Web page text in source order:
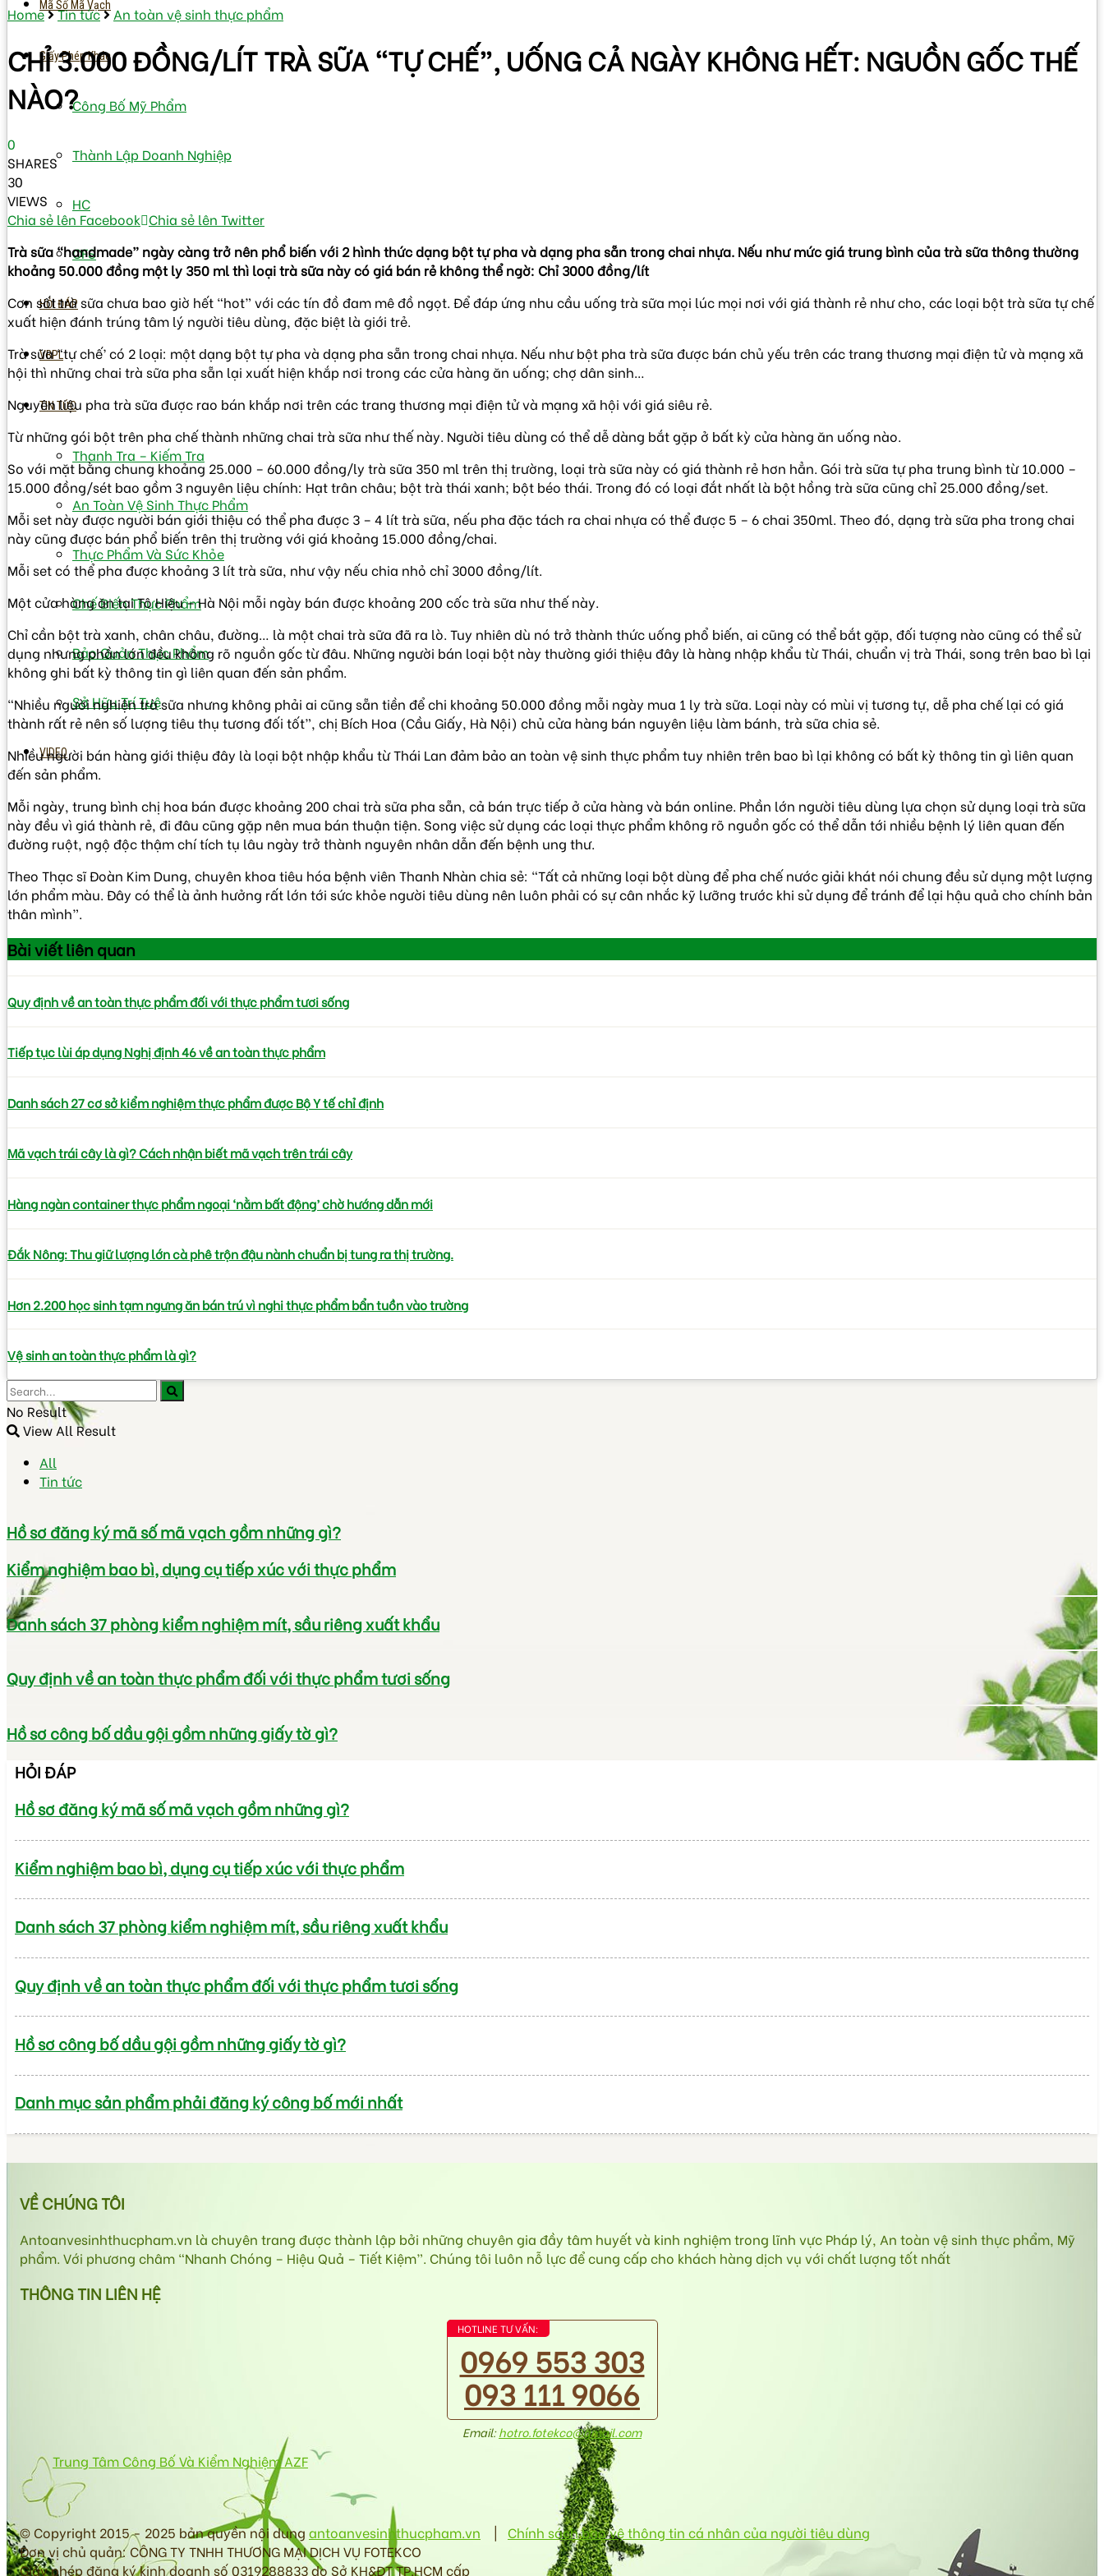
Mã Số Mã Vạch
Giấy Phép Khác
Công Bố Mỹ Phẩm
Thành Lập Doanh Nghiệp
HC
CFS
HỎI ĐÁP
VBPL
TIN TỨC
Thanh Tra – Kiếm Tra
An Toàn Vệ Sinh Thực Phẩm
Thực Phẩm Và Sức Khỏe
Chế Biến Thực Phẩm
Bảo Quản Thực Phẩm
Sở Hữu Trí Tuệ
VIDEO
Home Tin tức An toàn vệ sinh thực phẩm
CHỈ 3.000 ĐỒNG/LÍT TRÀ SỮA “TỰ CHẾ”, UỐNG CẢ NGÀY KHÔNG HẾT: NGUỒN GỐC THẾ
NÀO?
0
SHARES
30
VIEWS
Chia sẻ lên Facebook Chia sẻ lên Twitter
Trà sữa “handmade” ngày càng trở nên phổ biến với 2 hình thức dạng bột tự pha và dạng pha sẵn trong chai nhựa. Nếu như mức giá trung bình của trà sữa thông thường
khoảng 50.000 đồng một ly 350 ml thì loại trà sữa này có giá bán rẻ không thể ngờ: Chỉ 3000 đồng/lít
Cơn sốt trà sữa chưa bao giờ hết “hot” với các tín đồ đam mê đồ ngọt. Để đáp ứng nhu cầu uống trà sữa mọi lúc mọi nơi với giá thành rẻ như cho, các loại bột trà sữa tự chế
xuất hiện đánh trúng tâm lý người tiêu dùng, đặc biệt là giới trẻ.
Trà sữa “tự chế’ có 2 loại: một dạng bột tự pha và dạng pha sẵn trong chai nhựa. Nếu như bột pha trà sữa được bán chủ yếu trên các trang thương mại điện tử và mạng xã
hội thì những chai trà sữa pha sẵn lại xuất hiện khắp nơi trong các cửa hàng ăn uống; chợ dân sinh…
Nguyên liệu pha trà sữa được rao bán khắp nơi trên các trang thương mại điện tử và mạng xã hội với giá siêu rẻ.
Từ những gói bột trên pha chế thành những chai trà sữa như thế này. Người tiêu dùng có thể dễ dàng bắt gặp ở bất kỳ cửa hàng ăn uống nào.
So với mặt bằng chung khoảng 25.000 – 60.000 đồng/ly trà sữa 350 ml trên thị trường, loại trà sữa này có giá thành rẻ hơn hẳn. Gói trà sữa tự pha trung bình từ 10.000 –
15.000 đồng/sét bao gồm 3 nguyên liệu chính: Hạt trân châu; bột trà thái xanh; bột béo thái. Trong đó có loại đắt nhất là bột hồng trà sữa cũng chỉ 25.000 đồng/set.
Mỗi set này được người bán giới thiệu có thể pha được 3 – 4 lít trà sữa, nếu pha đặc tách ra chai nhựa có thể được 5 – 6 chai 350ml. Theo đó, dạng trà sữa pha trong chai
này cũng được bán phổ biến trên thị trường với giá khoảng 15.000 đồng/chai.
Mỗi set có thể pha được khoảng 3 lít trà sữa, như vậy nếu chia nhỏ chỉ 3000 đồng/lít.
Một cửa hàng ăn tại Tô Hiệu – Hà Nội mỗi ngày bán được khoảng 200 cốc trà sữa như thế này.
Chỉ cần bột trà xanh, chân châu, đường… là một chai trà sữa đã ra lò. Tuy nhiên dù nó trở thành thức uống phổ biến, ai cũng có thể bắt gặp, đối tượng nào cũng có thể sử
dụng nhưng phần lớn đều không rõ nguồn gốc từ đâu. Những người bán loại bột này thường giới thiệu đây là hàng nhập khẩu từ Thái, chuẩn vị trà Thái, song trên bao bì lại
không ghi bất kỳ thông tin gì liên quan đến sản phẩm.
“Nhiều người nghiện trà sữa nhưng không phải ai cũng sẵn tiền để chi khoảng 50.000 đồng mỗi ngày mua 1 ly trà sữa. Loại này có mùi vị tương tự, dễ pha chế lại có giá
thành rất rẻ nên số lượng tiêu thụ tương đối tốt”, chị Bích Hoa (Cầu Giấy, Hà Nội) chủ cửa hàng bán nguyên liệu làm bánh, trà sữa chia sẻ.
Nhiều người bán hàng giới thiệu đây là loại bột nhập khẩu từ Thái Lan đảm bảo an toàn vệ sinh thực phẩm tuy nhiên trên bao bì lại không có bất kỳ thông tin gì liên quan
đến sản phẩm.
Mỗi ngày, trung bình chị hoa bán được khoảng 200 chai trà sữa pha sẵn, cả bán trực tiếp ở cửa hàng và bán online. Phần lớn người tiêu dùng lựa chọn sử dụng loại trà sữa
này đều vì giá thành rẻ, đi đâu cũng gặp nên mua bán thuận tiện. Song việc sử dụng các loại thực phẩm không rõ nguồn gốc có thể dẫn tới nhiều bệnh lý liên quan đến
đường ruột, ngộ độc thậm chí tích tụ lâu ngày trở thành nguyên nhân dẫn đến bệnh ung thư.
Theo Thạc sĩ Đoàn Kim Dung, chuyên khoa tiêu hóa bệnh viên Thanh Nhàn chia sẻ: “Tất cả những loại bột dùng để pha chế nước giải khát nói chung đều sử dụng một lượng
lớn phẩm màu. Đây có thể là ảnh hưởng rất lớn tới sức khỏe người tiêu dùng nên luôn phải có sự cân nhắc kỹ lưỡng trước khi sử dụng để tránh để lại hậu quả cho chính bản
thân mình”.
Bài viếtliên quan
Quy định về an toàn thực phẩm đối với thực phẩm tươi sống
Tiếp tục lùi áp dụng Nghị định 46 về an toàn thực phẩm
Danh sách 27 cơ sở kiểm nghiệm thực phẩm được Bộ Y tế chỉ định
Mã vạch trái cây là gì? Cách nhận biết mã vạch trên trái cây
Hàng ngàn container thực phẩm ngoại ‘nằm bất động’ chờ hướng dẫn mới
Đắk Nông: Thu giữ lượng lớn cà phê trộn đậu nành chuẩn bị tung ra thị trường.
Hơn 2.200 học sinh tạm ngưng ăn bán trú vì nghi thực phẩm bẩn tuồn vào trường
Vệ sinh an toàn thực phẩm là gì?
No Result
View All Result
All
Tin tức
Hồ sơ đăng ký mã số mã vạch gồm những gì?
Kiểm nghiệm bao bì, dụng cụ tiếp xúc với thực phẩm
Danh sách 37 phòng kiểm nghiệm mít, sầu riêng xuất khẩu
Quy định về an toàn thực phẩm đối với thực phẩm tươi sống
Hồ sơ công bố dầu gội gồm những giấy tờ gì?
HỎI ĐÁP
Hồ sơ đăng ký mã số mã vạch gồm những gì?
Kiểm nghiệm bao bì, dụng cụ tiếp xúc với thực phẩm
Danh sách 37 phòng kiểm nghiệm mít, sầu riêng xuất khẩu
Quy định về an toàn thực phẩm đối với thực phẩm tươi sống
Hồ sơ công bố dầu gội gồm những giấy tờ gì?
Danh mục sản phẩm phải đăng ký công bố mới nhất
VỀ CHÚNG TÔI
Antoanvesinhthucpham.vn là chuyên trang được thành lập bởi những chuyên gia đầy tâm huyết và kinh nghiệm trong lĩnh vực Pháp lý, An toàn vệ sinh thực phẩm, Mỹ
phẩm. Với phương châm “Nhanh Chóng – Hiệu Quả – Tiết Kiệm”. Chúng tôi luôn nỗ lực để cung cấp cho khách hàng dịch vụ với chất lượng tốt nhất
THÔNG TIN LIÊN HỆ
HOTLINE TƯ VẤN:
0969 553 303
093 111 9066
Email:hotro.fotekco@gmail.com
Trung Tâm Công Bố Và Kiểm Nghiệm AZF
© Copyright 2015 - 2025 bản quyền nội dung antoanvesinhthucpham.vn | Chính sách bảo vệ thông tin cá nhân của người tiêu dùng
Đơn vị chủ quản: CÔNG TY TNHH THƯƠNG MẠI DỊCH VỤ FOTEKCO
Giấy phép đăng ký kinh doanh số 0319288833 do Sở KH&ĐT TP.HCM cấp